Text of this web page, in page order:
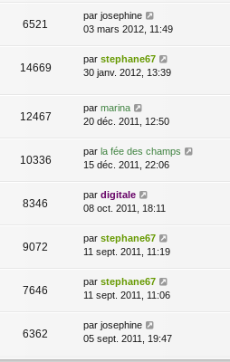
6521
par josephine
03 mars 2012, 11:49
14669
par stephane67
30 janv. 2012, 13:39
12467
par marina
20 déc. 2011, 12:50
10336
par la fée des champs
15 déc. 2011, 22:06
8346
par digitale
08 oct. 2011, 18:11
9072
par stephane67
11 sept. 2011, 11:19
7646
par stephane67
11 sept. 2011, 11:06
6362
par josephine
05 sept. 2011, 19:47